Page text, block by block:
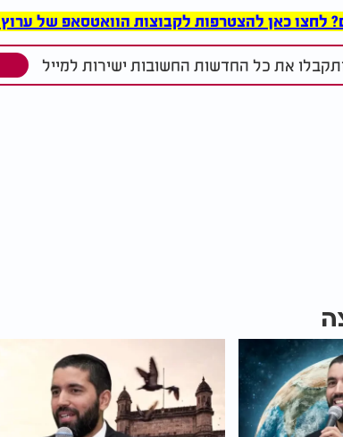
כאן להצטרפות לקבוצות הוואטסאפ של ערוץ 2000 >>>
את כל החדשות החשובות ישירות למייל